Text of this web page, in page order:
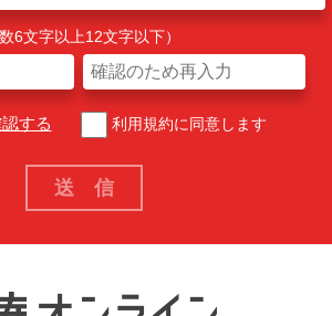
6文字以上12文字以下）
する 利用規約に同意します